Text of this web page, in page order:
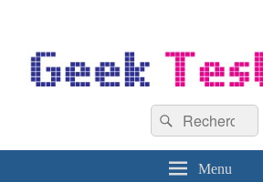
Recherche :
Rechercher
Menu